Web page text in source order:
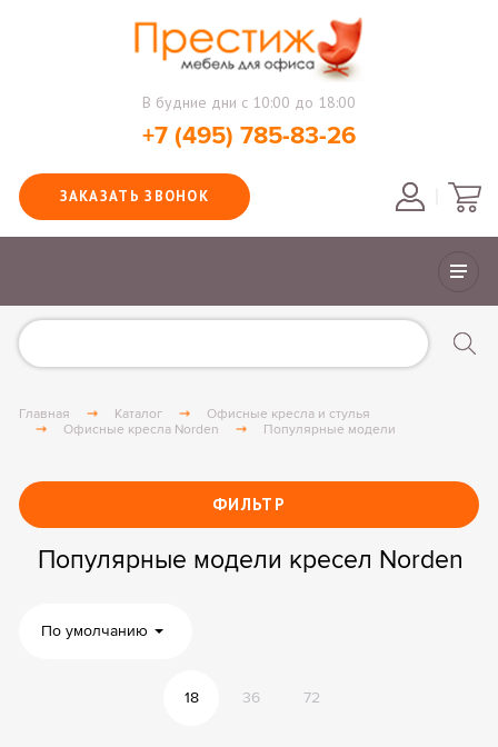
В будние дни с 10:00 до 18:00
+7 (495) 785-83-26
ЗАКАЗАТЬ ЗВОНОК
Главная Каталог
Офисные кресла и стулья
Офисные кресла Norden
Популярные модели
ФИЛЬТР
Популярные модели кресел Norden
По умолчанию
18 36 72